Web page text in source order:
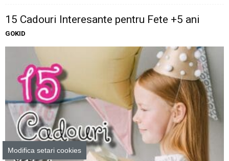
15 Cadouri Interesante pentru Fete +5 ani
GOKID
Modifica setari cookies